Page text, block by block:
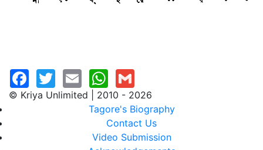
© Kriya Unlimited | 2010 - 2026
Tagore's Biography
Contact Us
Video Submission